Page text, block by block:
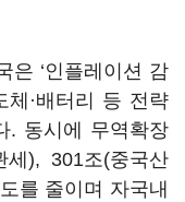
은 ‘인플레이션 감
체·배터리 등 전략
. 동시에 무역확장
세), 301조(중국산
를 줄이며 자국내